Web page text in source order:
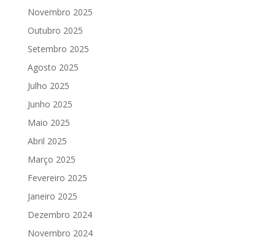
Novembro 2025
Outubro 2025
Setembro 2025
Agosto 2025
Julho 2025
Junho 2025
Maio 2025
Abril 2025
Março 2025
Fevereiro 2025
Janeiro 2025
Dezembro 2024
Novembro 2024